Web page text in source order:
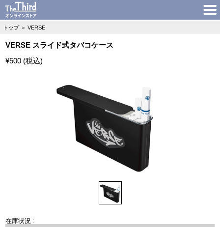
トップ ＞ VERSE
VERSE スライド式タバコケース
¥500 (税込)
在庫状況 :